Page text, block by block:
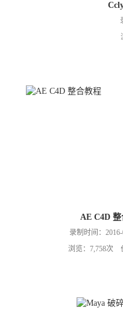
AE C4D 整
录制时间：
浏览：7,758次